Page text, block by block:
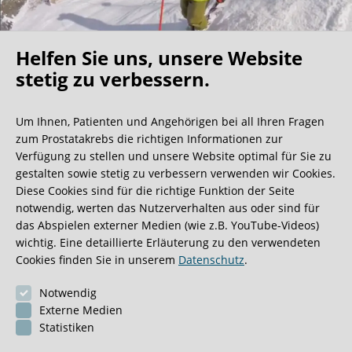
how“ – der Erfahrung und der professionellen Routine der
Operateure und des gesamten Teams der Klinik! Es
erwarten Sie in der Martini-Klinik Weltspitzen der Medizin,
chirurgische Weltmeister mit sehr viel Empathie für den
Patienten! 5 Stars von 5 Möglichen! Nein Gentlemen - ich
lediglich die Tatsachen, meine Empfindungen und
Dankbarkeit für die exorbitanten an mir erbrachten
medizinischen Leistungen nieder. Allen Lesern dieses
Beitrages wünsche ich nun hier wirklich schließend alles
nur erdenklich Gute für die Zukunft!
Oh what a ride!
Wir bekommen ja viele tolle Gästebucheinträge,
aber dieser ist doch sehr ungewöhnlich.
0:40 Minuten
Helfen Sie uns, unsere Website
stetig zu verbessern.
Um Ihnen, Patienten und Angehörigen bei all Ihren Fragen
zum Prostatakrebs die richtigen Informationen zur
Verfügung zu stellen und unsere Website optimal für Sie zu
gestalten sowie stetig zu verbessern verwenden wir Cookies.
Diese Cookies sind für die richtige Funktion der Seite
notwendig, werten das Nutzerverhalten aus oder sind für
das Abspielen externer Medien (wie z.B. YouTube-Videos)
wichtig. Eine detaillierte Erläuterung zu den verwendeten
Cookies finden Sie in unserem Datenschutz.
Notwendig
Externe Medien
Statistiken